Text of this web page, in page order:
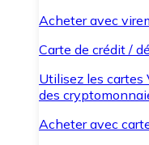
Acheter avec
Carte de crédit /
Utilisez les cartes
des
Acheter avec